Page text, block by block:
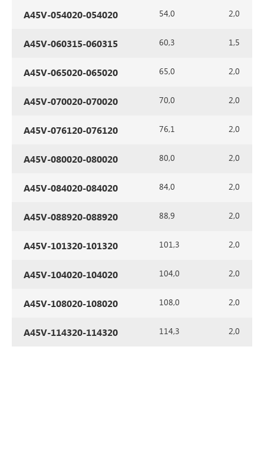
A45V-054020-054020 54,0 2,0
A45V-060315-060315 60,3 1,5
A45V-065020-065020 65,0 2,0
A45V-070020-070020 70,0 2,0
A45V-076120-076120 76,1 2,0
A45V-080020-080020 80,0 2,0
A45V-084020-084020 84,0 2,0
A45V-088920-088920 88,9 2,0
A45V-101320-101320 101,3 2,0
A45V-104020-104020 104,0 2,0
A45V-108020-108020 108,0 2,0
A45V-114320-114320 114,3 2,0